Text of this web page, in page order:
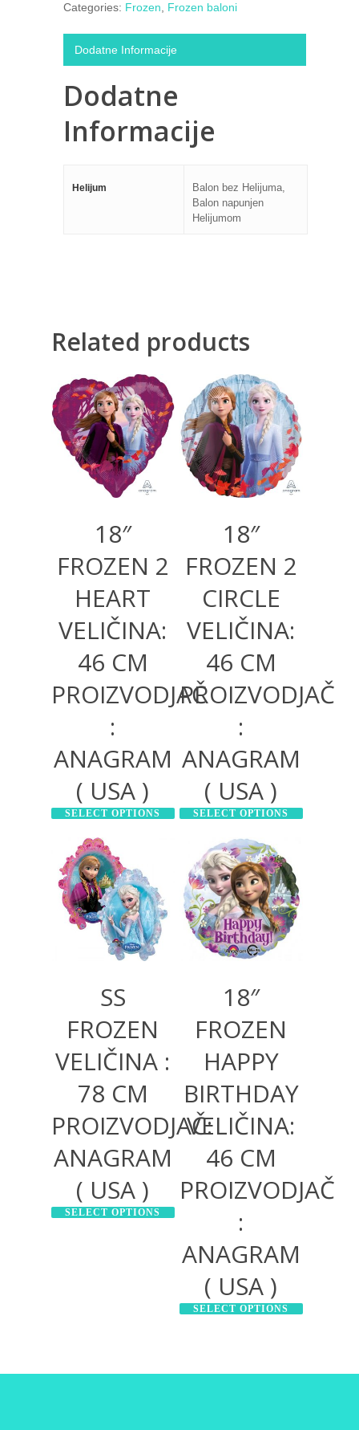
Categories: Frozen Frozen baloni
Dodatne Informacije
Dodatne
Informacije
Helijum
Balon bez Helijuma,
Balon napunjen
Helijumom
Related products
500,00RSD
600,00RSD
18″
FROZEN 2
HEART
VELIČINA:
46 CM
PROIZVODJAČ
:
ANAGRAM
( USA )
SELECT OPTIONS
500,00RSD
600,00RSD
18″
FROZEN 2
CIRCLE
VELIČINA:
46 CM
PROIZVODJAČ
:
ANAGRAM
( USA )
SELECT OPTIONS
700,00RSD
1.200,00RSD
SS
FROZEN
VELIČINA :
78 CM
PROIZVODJAČ:
ANAGRAM
( USA )
SELECT OPTIONS
500,00RSD
600,00RSD
18″
FROZEN
HAPPY
BIRTHDAY
VELIČINA:
46 CM
PROIZVODJAČ
:
ANAGRAM
( USA )
SELECT OPTIONS